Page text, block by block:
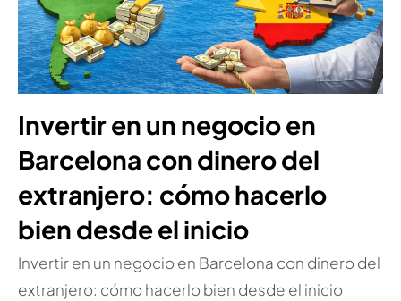
Invertir en un negocio en
Barcelona con dinero del
extranjero: cómo hacerlo
bien desde el inicio
Invertir en un negocio en Barcelona con dinero del
extranjero: cómo hacerlo bien desde el inicio